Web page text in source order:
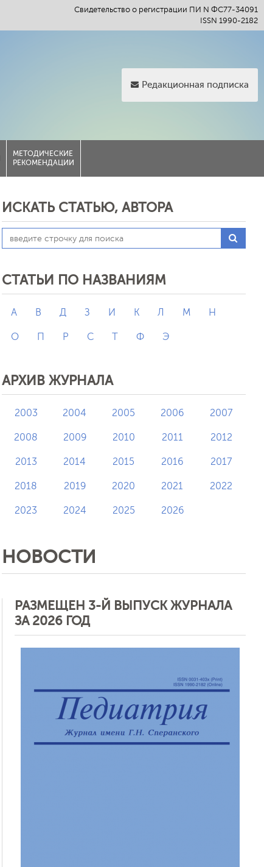
Свидетельство о регистрации ПИ N ФС77-34091
ISSN 1990-2182
Редакционная подписка
МЕТОДИЧЕСКИЕ
РЕКОМЕНДАЦИИ
ИСКАТЬ СТАТЬЮ, АВТОРА
СТАТЬИ ПО НАЗВАНИЯМ
А В Д З И К Л М Н
О П Р С Т Ф Э
АРХИВ ЖУРНАЛА
2003 2004 2005 2006 2007
2008 2009 2010 2011 2012
2013 2014 2015 2016 2017
2018 2019 2020 2021 2022
2023 2024 2025 2026
НОВОСТИ
РАЗМЕЩЕН 3-Й ВЫПУСК ЖУРНАЛА
ЗА 2026 ГОД